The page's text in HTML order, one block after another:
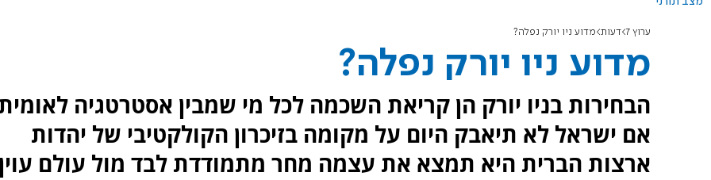
ערוץ 7 דעות מדוע ניו יורק נפלה?
מדוע ניו יורק נפלה?
הבחירות בניו יורק הן קריאת השכמה לכל מי שמבין אסטרטגיה
אם ישראל לא תיאבק היום על מקומה בזיכרון הקולקטיבי של יהדות
ארצות הברית היא תמצא את עצמה מחר מתמודדת לבד מול עולם